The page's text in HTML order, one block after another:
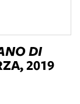
DI
2019